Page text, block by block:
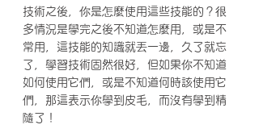
技術之後，你是怎麼使用這些技能的？很
多情況是學完之後不知道怎麼用，或是不
常用，這技能的知識就丟一邊，久了就忘
了，學習技術固然很好，但如果你不知道
如何使用它們，或是不知道何時該使用它
們，那這表示你學到皮毛，而沒有學到精
隨了！